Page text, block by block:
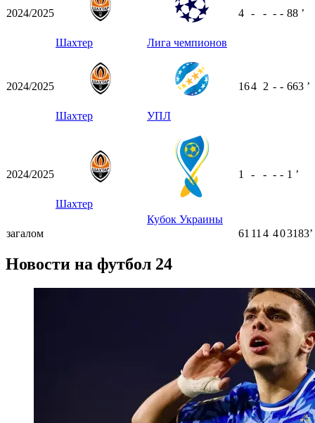
2024/2025
Шахтер Лига чемпионов
4 - - - - 88 ʼ
2024/2025
Шахтер УПЛ
164 2 - - 663 ʼ
2024/2025
Шахтер
Кубок Украины
1 - - - - 1 ʼ
загалом 61 11 4 403183ʼ
Новости на футбол 24